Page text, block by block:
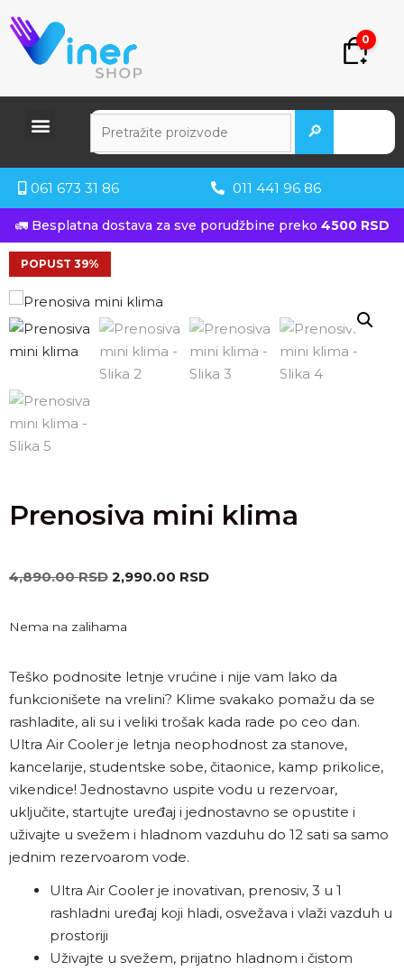
0
🔎
061 673 31 86 011 441 96 86
🚛 Besplatna dostava za sve porudžbine preko 4500 RSD
POPUST 39%
Prenosiva mini klima
4,890.00RSD 2,990.00 RSD
Nema na zalihama
Teško podnosite letnje vrućine i nije vam lako da
funkcionišete na vrelini? Klime svakako pomažu da se
rashladite, ali su i veliki trošak kada rade po ceo dan.
Ultra Air Cooler je letnja neophodnost za stanove,
kancelarije, studentske sobe, čitaonice, kamp prikolice,
vikendice! Jednostavno uspite vodu u rezervoar,
uključite, startujte uređaj i jednostavno se opustite i
uživajte u svežem i hladnom vazduhu do 12 sati sa samo
jednim rezervoarom vode.
Ultra Air Cooler je inovativan, prenosiv, 3 u 1
rashladni uređaj koji hladi, osvežava i vlaži vazduh u
prostoriji
Uživajte u svežem, prijatno hladnom i čistom